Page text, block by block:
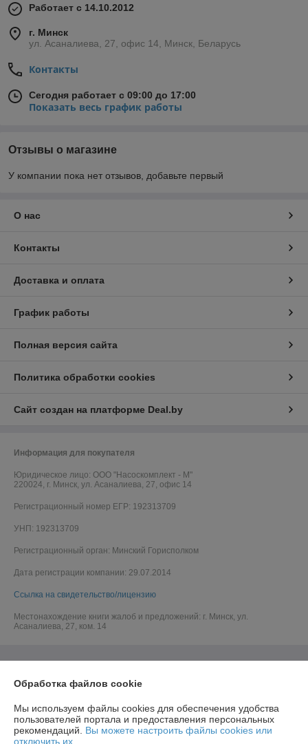
Работает с 14.10.2012
г. Минск
ул. Асаналиева, 27, офис 14, Минск, Беларусь
Контакты
Сегодня работает с 09:00 до 17:00
Показать весь график работы
Отзывы о магазине
У компании пока нет отзывов, добавьте первый
О нас
Контакты
Доставка и оплата
График работы
Полная версия сайта
Политика обработки cookies
Сайт создан на платформе Deal.by
Информация для покупателя
Юридическое лицо: ООО "Насоскомплект - М"
220024, г. Минск, ул. Асаналиева, 27, офис 14
Регистрационный номер ЕГР: 192313709
УНП: 192313709
Регистрационный орган: Минский Горисполком
Дата регистрации компании: 29.07.2014
Ссылка на свидетельство/лицензию
Местонахождение книги жалоб и предложений: г. Минск, ул.
Асаналиева, 27, ком. 14
Обработка файлов cookie
Мы используем файлы cookies для обеспечения удобства
пользователей портала и предоставления персональных
рекомендаций. Вы можете настроить файлы cookies или
отключить их.